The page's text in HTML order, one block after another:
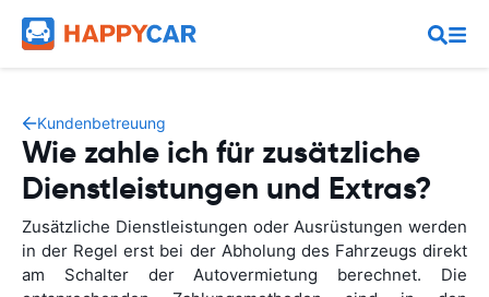
Kundenbetreuung
Wie zahle ich für zusätzliche
Dienstleistungen und Extras?
Zusätzliche Dienstleistungen oder Ausrüstungen werden
in der Regel erst bei der Abholung des Fahrzeugs direkt
am Schalter der Autovermietung berechnet. Die